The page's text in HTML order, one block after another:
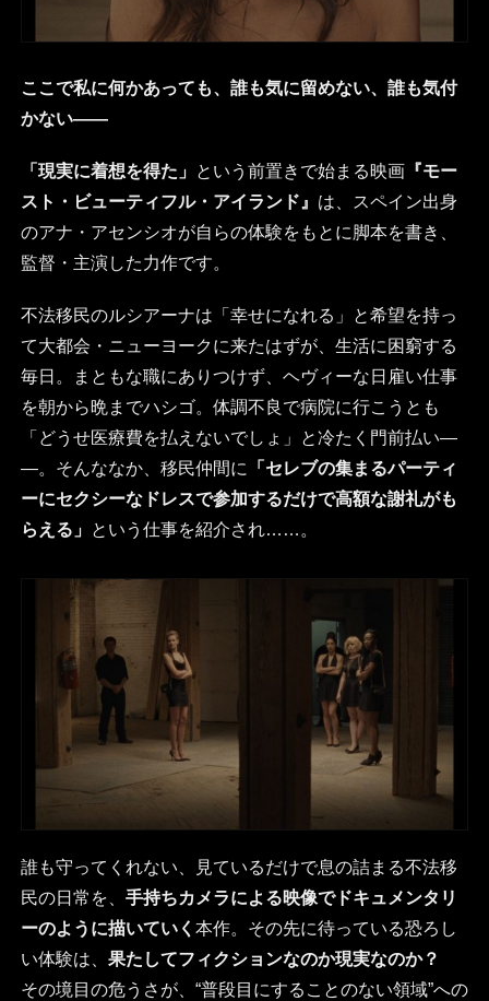
ここで私に何かあっても、誰も気に留めない、誰も気付
かない――
「現実に着想を得た」 という前置きで始まる映画『モー
スト・ビューティフル・アイランド』 は、スペイン出身
のアナ・アセンシオが自らの体験をもとに脚本を書き、
監督・主演した力作です。
不法移民のルシアーナは「幸せになれる」と希望を持っ
て大都会・ニューヨークに来たはずが、生活に困窮する
毎日。まともな職にありつけず、ヘヴィーな日雇い仕事
を朝から晩までハシゴ。体調不良で病院に行こうとも
「どうせ医療費を払えないでしょ」と冷たく門前払い―
―。そんななか、移民仲間に
「セレブの集まるパーティ
ーにセクシーなドレスで参加するだけで高額な謝礼がも
らえる」 という仕事を紹介され……。
誰も守ってくれない、見ているだけで息の詰まる不法移
民の日常を、 手持ちカメラによる映像でドキュメンタリ
ーのように描いていく 本作。その先に待っている恐ろし
い体験は、 果たしてフィクションなのか現実なのか？
その境目の危うさが、“普段目にすることのない領域”への